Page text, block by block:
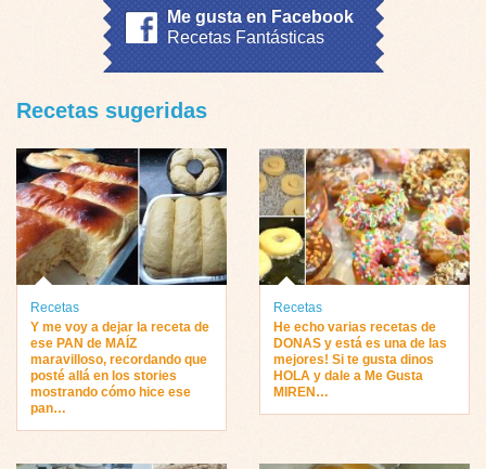
Me gusta en Facebook
Recetas Fantásticas
Recetas sugeridas
Recetas
Y me voy a dejar la receta de
ese PAN de MAÍZ
maravilloso, recordando que
posté allá en los stories
mostrando cómo hice ese
pan…
Recetas
He echo varias recetas de
DONAS y está es una de las
mejores! Si te gusta dinos
HOLA y dale a Me Gusta
MIREN…